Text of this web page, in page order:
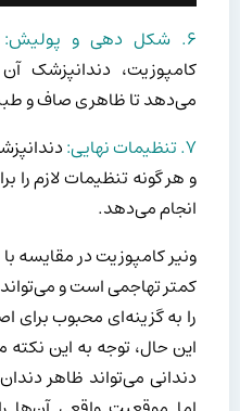
۶. شکل دهی و پولیش:
کامپوزیت،
می‌دهد تا ظاهری صاف و
۷. تنظیمات نهایی:
و هر گونه تنظیمات لازم را
انجام می‌دهد.
ونیر کامپوزیت در مقایسه
کمتر تهاجمی است و
را به گزینه‌ای محبوب برای
این حال، توجه به این
دندانی می‌تواند ظاهر